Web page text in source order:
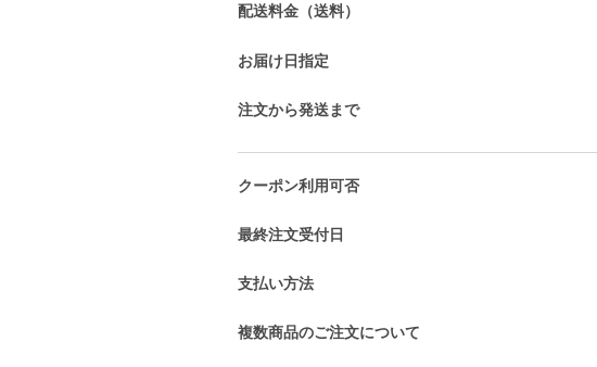
配送料金（送料）
お届け日指定
注文から発送まで
クーポン利用可否
最終注文受付日
支払い方法
複数商品のご注文について